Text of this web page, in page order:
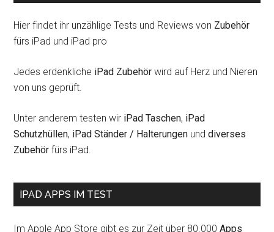
Hier findet ihr unzählige Tests und Reviews von Zubehör
fürs iPad und iPad pro
Jedes erdenkliche iPad Zubehör wird auf Herz und Nieren
von uns geprüft.
Unter anderem testen wir iPad Taschen, iPad
Schutzhüllen, iPad Ständer / Halterungen unddiverses
Zubehör fürs iPad.
IPAD APPS IM TEST
Im Apple App Store gibt es zur Zeit über 80.000Apps